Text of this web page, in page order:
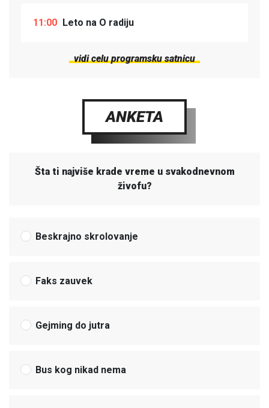
11:00 Leto na O radiju
vidi celu programsku satnicu
ANKETA
Šta ti najviše krade vreme u svakodnevnom
živofu?
Beskrajno skrolovanje
Faks zauvek
Gejming do jutra
Bus kog nikad nema